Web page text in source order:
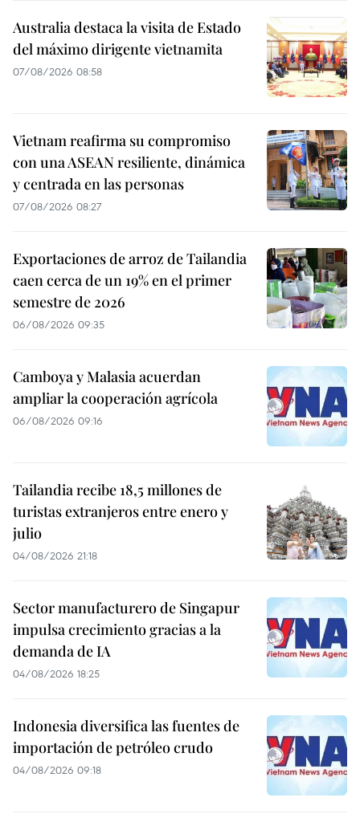
Australia destaca la visita de Estado
del máximo dirigente vietnamita
07/08/2026 08:58
Vietnam reafirma su compromiso
con una ASEAN resiliente, dinámica
y centrada en las personas
07/08/2026 08:27
Exportaciones de arroz de Tailandia
caen cerca de un 19% en el primer
semestre de 2026
06/08/2026 09:35
Camboya y Malasia acuerdan
ampliar la cooperación agrícola
06/08/2026 09:16
Tailandia recibe 18,5 millones de
turistas extranjeros entre enero y
julio
04/08/2026 21:18
Sector manufacturero de Singapur
impulsa crecimiento gracias a la
demanda de IA
04/08/2026 18:25
Indonesia diversifica las fuentes de
importación de petróleo crudo
04/08/2026 09:18